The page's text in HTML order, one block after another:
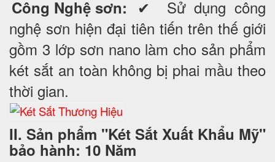
Công Nghệ sơn:
✔ Sử dụng công
nghệ sơn hiện đại tiên tiến trên thế giới
gồm 3 lớp sơn nano làm cho sản phẩm
két sắt an toàn không bị phai mầu theo
thời gian.
II. Sản phẩm "Két Sắt Xuất Khẩu Mỹ"
bảo hành: 10 Năm